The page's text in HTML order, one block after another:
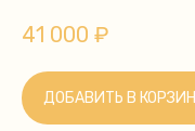
41 000 ₽
ДОБАВИТЬ В